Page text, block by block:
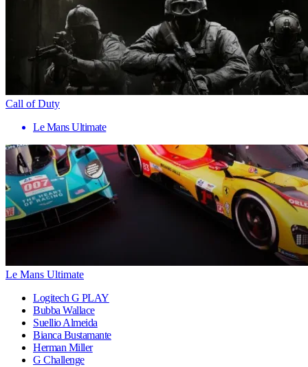
Call of Duty
Le Mans Ultimate
Le Mans Ultimate
Logitech G PLAY
Bubba Wallace
Suellio Almeida
Bianca Bustamante
Herman Miller
G Challenge